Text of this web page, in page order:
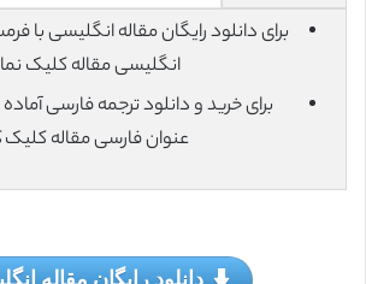
انگلیسی مقاله کلیک
برای خرید و دانلود ترجمه فارسی
عنوان فارسی مقاله کلیک
دانلود رایگان مقاله